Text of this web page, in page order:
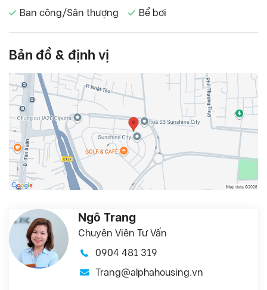
Ban công/Sân thượng
Bể bơi
Bản đồ & định vị
Ngô Trang
Chuyên Viên Tư Vấn
0904 481 319
Trang@alphahousing.vn